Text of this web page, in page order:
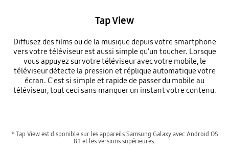
Tap View
Diffusez des films ou de la musique depuis votre smartphone
vers votre téléviseur est aussi simple qu'un toucher. Lorsque
vous appuyez sur votre téléviseur avec votre mobile, le
téléviseur détecte la pression et réplique automatique votre
écran. C'est si simple et rapide de passer du mobile au
téléviseur, tout ceci sans manquer un instant votre contenu.
* Tap View est disponible sur les appareils Samsung Galaxy avec Android OS
8.1 et les versions supérieures.